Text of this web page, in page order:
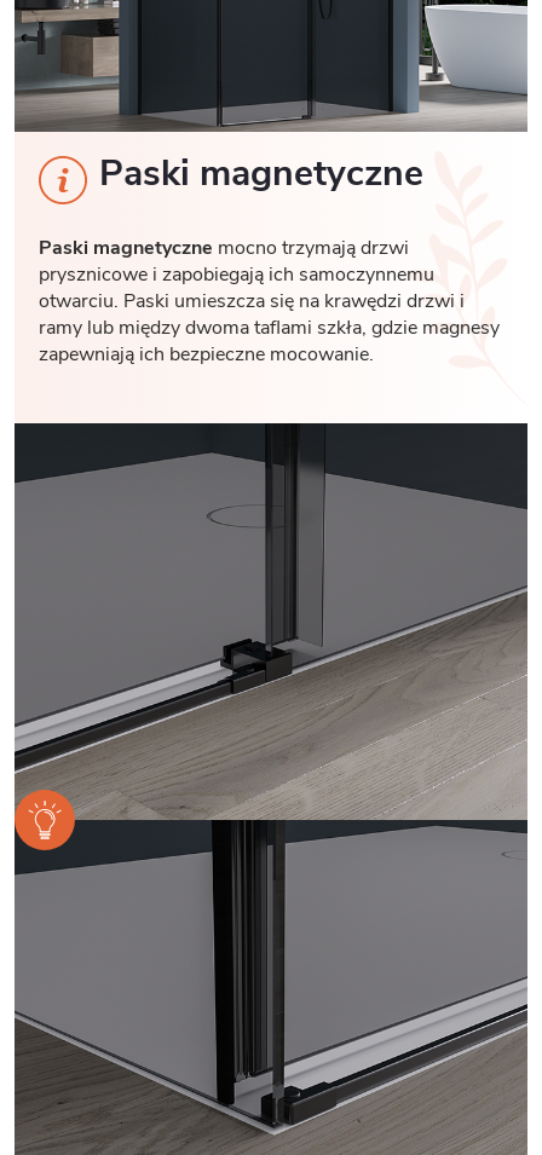
Paski magnetyczne
Paski magnetyczne mocno trzymają drzwi
prysznicowe i zapobiegają ich samoczynnemu
otwarciu. Paski umieszcza się na krawędzi drzwi i
ramy lub między dwoma taflami szkła, gdzie magnesy
zapewniają ich bezpieczne mocowanie.